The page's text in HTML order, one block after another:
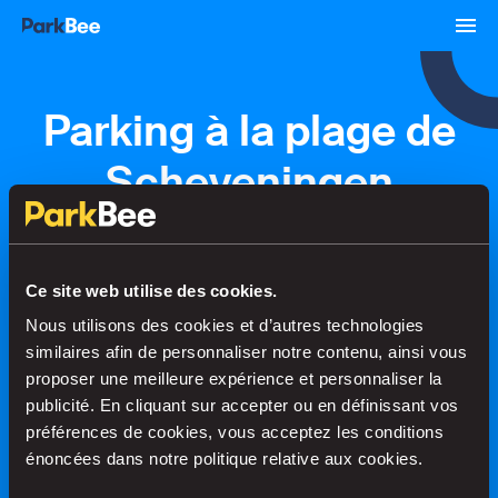
Ce site web utilise des cookies.
Nous utilisons des cookies et d’autres technologies
similaires afin de personnaliser notre contenu, ainsi vous
proposer une meilleure expérience et personnaliser la
publicité. En cliquant sur accepter ou en définissant vos
préférences de cookies, vous acceptez les conditions
énoncées dans notre politique relative aux cookies.
Parking à la plage de
Scheveningen
Trouvez votre place en un rien de
temps